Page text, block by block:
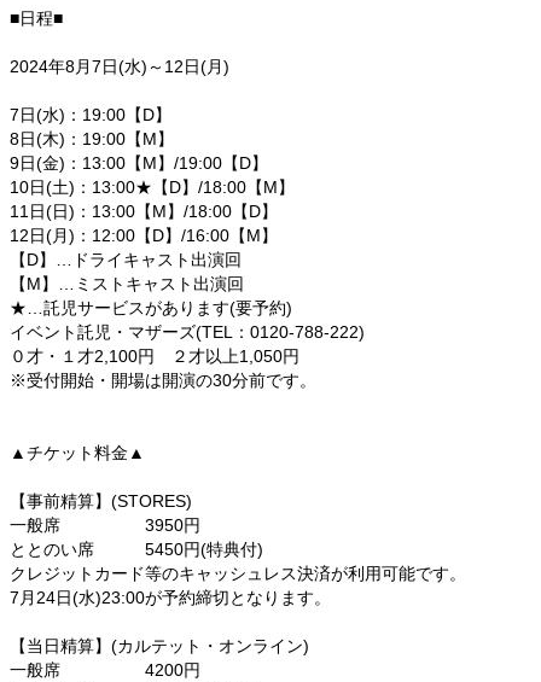
■日程■
2024年8月7日(水)～12日(月)
7日(水)：19:00【D】
8日(木)：19:00【M】
9日(金)：13:00【M】/19:00【D】
10日(土)：13:00★【D】/18:00【M】
11日(日)：13:00【M】/18:00【D】
12日(月)：12:00【D】/16:00【M】
【D】…ドライキャスト出演回
【M】…ミストキャスト出演回
★…託児サービスがあります(要予約)
イベント託児・マザーズ(TEL：0120-788-222)
０才・１才2,100円 ２才以上1,050円
※受付開始・開場は開演の30分前です。
▲チケット料金▲
【事前精算】(STORES)
一般席 3950円
ととのい席 5450円(特典付)
クレジットカード等のキャッシュレス決済が利用可能です。
7月24日(水)23:00が予約締切となります。
【当日精算】(カルテット・オンライン)
一般席 4200円